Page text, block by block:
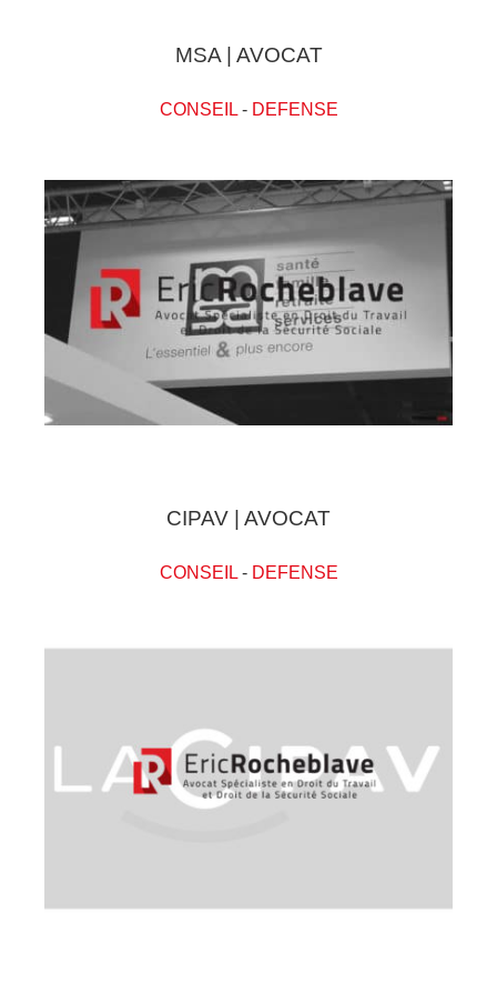
MSA | AVOCAT
CONSEIL- DEFENSE
CIPAV | AVOCAT
CONSEIL- DEFENSE